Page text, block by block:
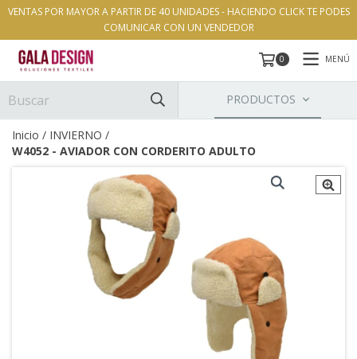
VENTAS POR MAYOR A PARTIR DE 40 UNIDADES - HACIENDO CLICK TE PODES
COMUNICAR CON UN VENDEDOR
0 MENÚ
PRODUCTOS
Inicio / INVIERNO /
W4052 - AVIADOR CON CORDERITO ADULTO